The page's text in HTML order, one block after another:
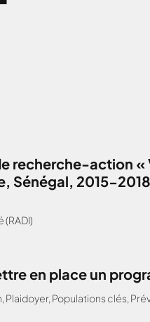
recherche-action
Sénégal, 2015-
en place un
, Plaidoyer, Populations clés,